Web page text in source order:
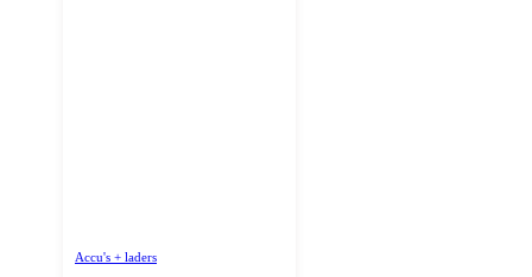
Accu's + laders